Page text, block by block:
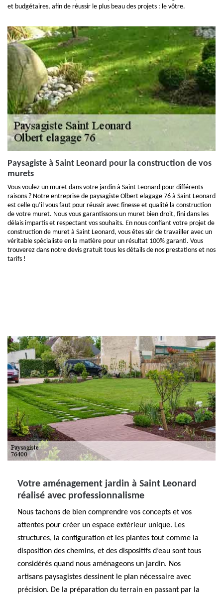
et budgétaires, afin de réussir le plus beau des projets : le vôtre.
Paysagiste à Saint Leonard pour la construction de vos
murets
Vous voulez un muret dans votre jardin à Saint Leonard pour différents
raisons ? Notre entreprise de paysagiste Olbert elagage 76 à Saint Leonard
est celle qu’il vous faut pour réussir avec finesse et qualité la construction
de votre muret. Nous vous garantissons un muret bien droit, fini dans les
délais impartis et respectant vos souhaits. En nous confiant votre projet de
construction de muret à Saint Leonard, vous êtes sûr de travailler avec un
véritable spécialiste en la matière pour un résultat 100% garanti. Vous
trouverez dans notre devis gratuit tous les détails de nos prestations et nos
tarifs !
Votre aménagement jardin à Saint Leonard
réalisé avec professionnalisme
Nous tachons de bien comprendre vos concepts et vos
attentes pour créer un espace extérieur unique. Les
structures, la configuration et les plantes tout comme la
disposition des chemins, et des dispositifs d’eau sont tous
considérés quand nous aménageons un jardin. Nos
artisans paysagistes dessinent le plan nécessaire avec
précision. De la préparation du terrain en passant par la